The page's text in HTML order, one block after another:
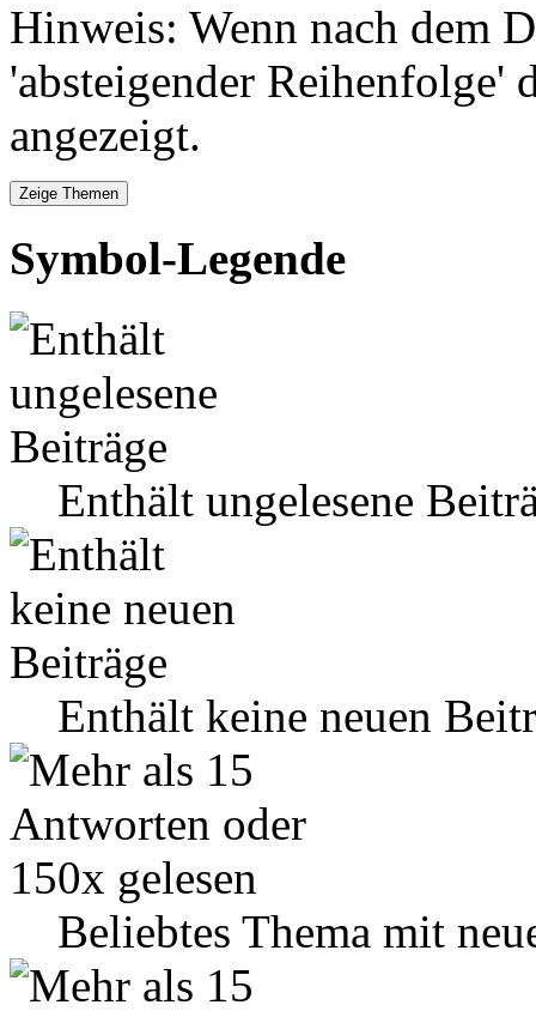
Hinweis: Wenn nach dem
'absteigender Reihenfolge'
angezeigt.
Symbol-Legende
Enthält ungelesene
Enthält keine neuen
Beliebtes Thema mit